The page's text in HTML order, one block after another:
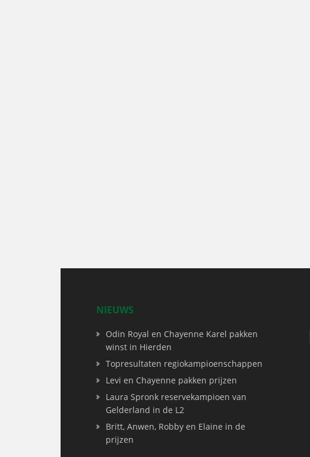
NIEUWS
Odin Royal en Chayenne Karel pakken
winst in Hierden
Topresultaten regiokampioenschappen
Levi en Chayenne pakken prijzen
Laura Spronk reservekampioen van
Gelderland in de L2
Britt, Anwen, Robby en Elaine in de
prijzen